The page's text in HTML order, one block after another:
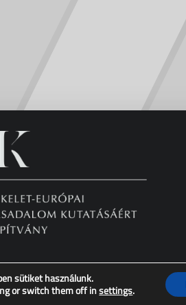
– Minden jog fenntartva!
sütiket használunk.
or switch them off insettings.